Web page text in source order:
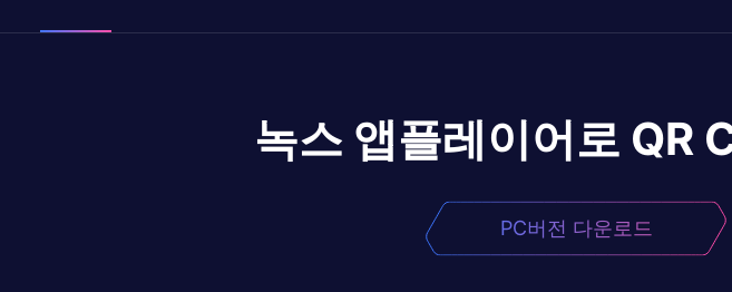
녹스 앱플레이어로 QR
PC버전 다운로드